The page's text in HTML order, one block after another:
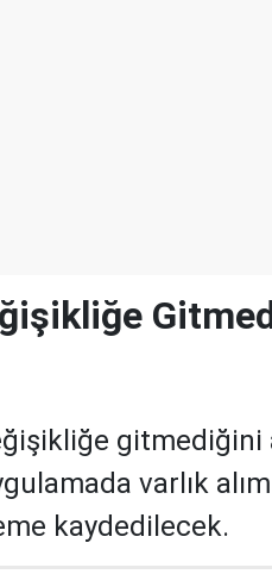
gitmediğini
varlık
kaydedilecek.